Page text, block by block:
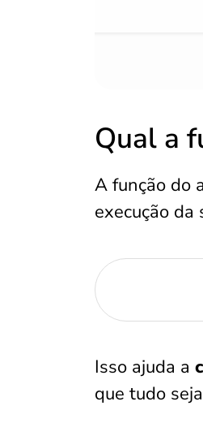
Qual a
A função do
execução da
Isso ajuda a
que tudo